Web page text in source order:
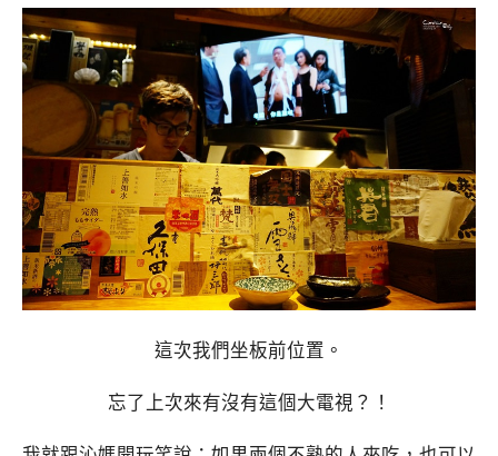
這次我們坐板前位置。
忘了上次來有沒有這個大電視？！